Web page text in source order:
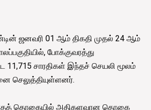
ஜனவரி 01 ஆம் திகதி முதல் 24 ஆம்
போக்குவரத்து
11,715 சாரதிகள் இந்தச் செயலி மூலம்
செலுத்தியுள்ளனர்.
தொகையில் அதிகளவான தொகை